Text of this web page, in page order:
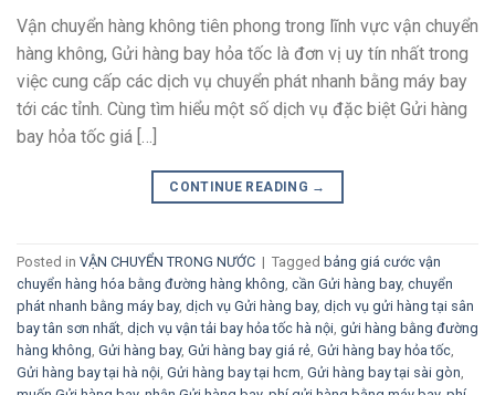
Vận chuyển hàng không tiên phong trong lĩnh vực vận chuyển
hàng không, Gửi hàng bay hỏa tốc là đơn vị uy tín nhất trong
việc cung cấp các dịch vụ chuyển phát nhanh bằng máy bay
tới các tỉnh. Cùng tìm hiểu một số dịch vụ đặc biệt Gửi hàng
bay hỏa tốc giá […]
CONTINUE READING →
Posted in VẬN CHUYỂN TRONG NƯỚC | Tagged bảng giá cước vận
chuyển hàng hóa bằng đường hàng không cần Gửi hàng bay, chuyển
phát nhanh bằng máy bay, dịch vụ Gửi hàng bay, dịch vụ gửi hàng tại sân
bay tân sơn nhất dịch vụ vận tải bay hỏa tốc hà nội gửi hàng bằng đường
hàng không Gửi hàng bay, Gửi hàng bay giá rẻ Gửi hàng bay hỏa tốc
Gửi hàng bay tại hà nội Gửi hàng bay tại hcm Gửi hàng bay tại sài gòn